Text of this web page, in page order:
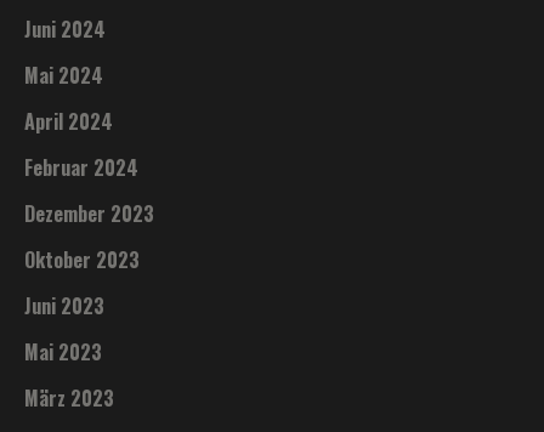
Juni 2024
Mai 2024
April 2024
Februar 2024
Dezember 2023
Oktober 2023
Juni 2023
Mai 2023
März 2023